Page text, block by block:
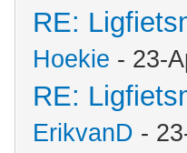
RE:
Hoekie - 23-
RE:
ErikvanD -